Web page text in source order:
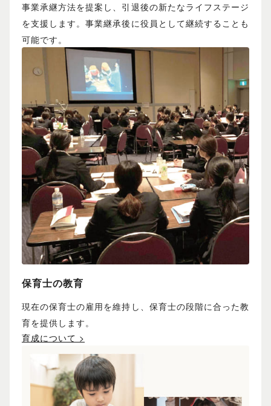
事業承継方法を提案し、引退後の新たなライフステージ
を支援します。事業継承後に役員として継続することも
可能です。
保育士の教育
現在の保育士の雇用を維持し、保育士の段階に合った教
育を提供します。
育成について >